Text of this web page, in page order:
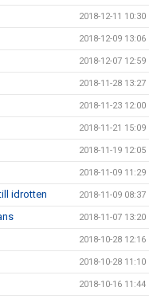
2018-12-11 10:30
2018-12-09 13:06
2018-12-07 12:59
2018-11-28 13:27
2018-11-23 12:00
2018-11-21 15:09
2018-11-19 12:05
2018-11-09 11:29
idrotten 2018-11-09 08:37
2018-11-07 13:20
2018-10-28 12:16
2018-10-28 11:10
2018-10-16 11:44